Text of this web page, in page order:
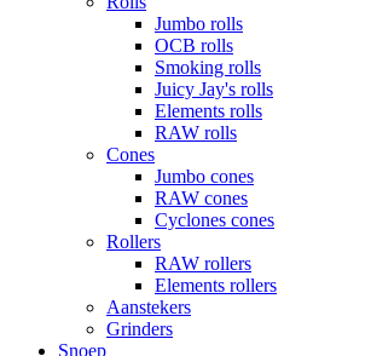
Jumbo rolls
OCB rolls
Smoking rolls
Juicy Jay's rolls
Elements rolls
RAW rolls
Cones
Jumbo cones
RAW cones
Cyclones cones
Rollers
RAW rollers
Elements rollers
Aanstekers
Grinders
Snoep